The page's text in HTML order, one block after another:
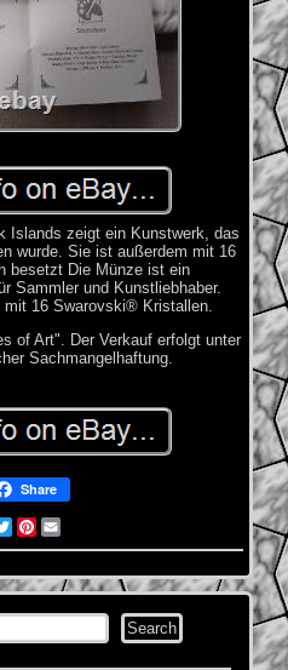
Islands zeigt ein Kunstwerk, das
wurde. Sie ist außerdem mit 16
besetzt Die Münze ist ein
Sammler und Kunstliebhaber.
mit 16 Swarovski® Kristallen.
of Art". Der Verkauf erfolgt unter
Sachmangelhaftung.
Share
TwitterPinterest